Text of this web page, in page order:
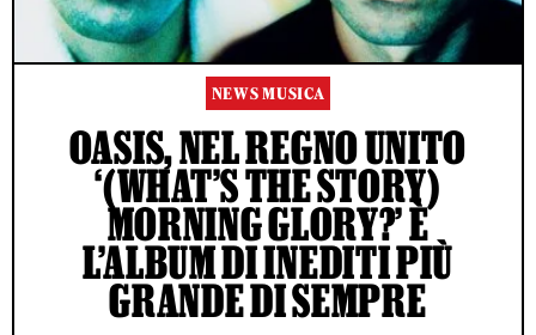
NEWS MUSICA
OASIS, NEL REGNO UNITO
‘(WHAT’S THE STORY)
MORNING GLORY?’ È
L’ALBUM DI INEDITI PIÙ
GRANDE DI SEMPRE